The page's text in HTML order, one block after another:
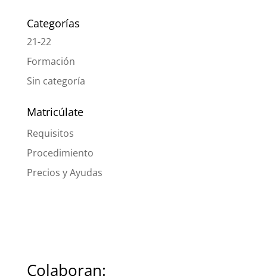
Categorías
21-22
Formación
Sin categoría
Matricúlate
Requisitos
Procedimiento
Precios y Ayudas
Colaboran: